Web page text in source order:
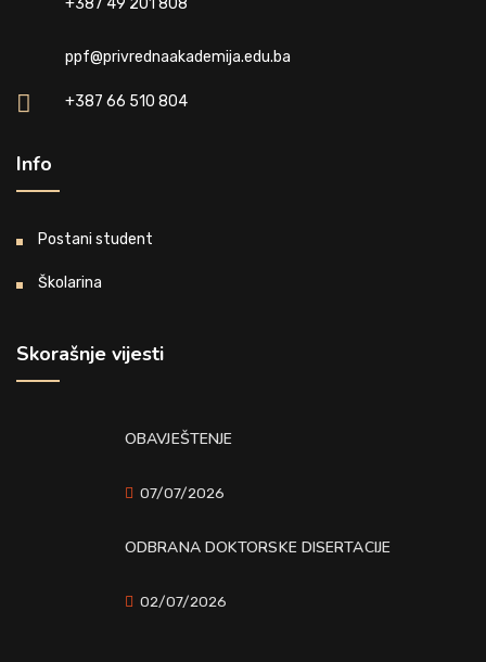
ppf@privrednaakademija.edu.ba
+387 66 510 804
Info
Postani student
Školarina
Skorašnje vijesti
OBAVJEŠTENJE
07/07/2026
ODBRANA DOKTORSKE DISERTACIJE
02/07/2026